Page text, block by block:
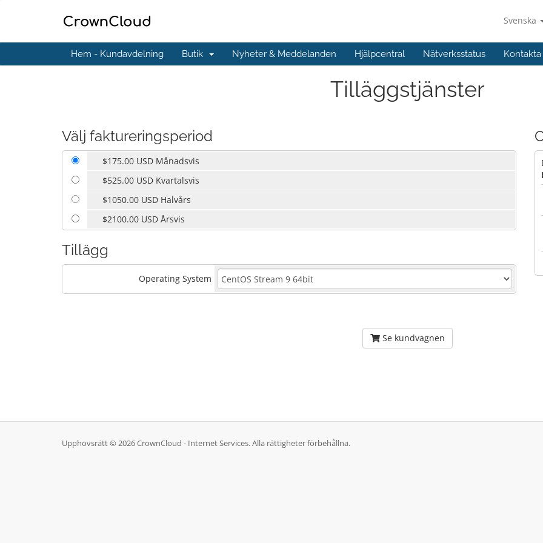
Svenska
Hem - Kundavdelning Butik Nyheter & Meddelanden Hjälpcentral Nätverksstatus Kontakta
Tilläggstjänster
Välj faktureringsperiod
$175.00 USD Månadsvis
$525.00 USD Kvartalsvis
$1050.00 USD Halvårs
$2100.00 USD Årsvis
Tillägg
Operating System
Se kundvagnen
Upphovsrätt © 2026 CrownCloud - Internet Services. Alla rättigheter förbehållna.